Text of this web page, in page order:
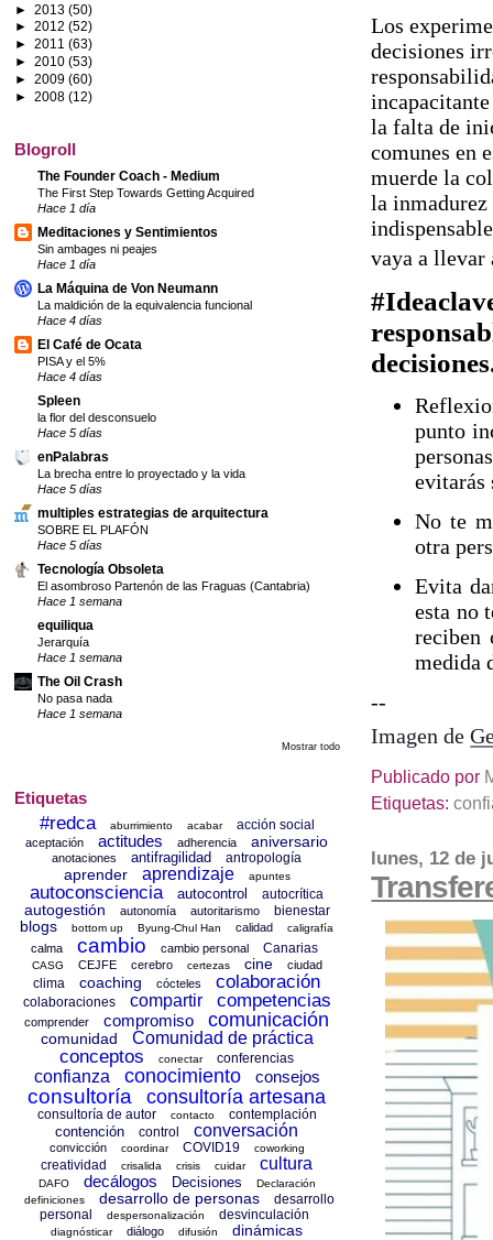
Los
decisiones
la falta de
comunes en
muerde la
la inmadurez
vaya a llevar
punto
evitarás
No te
otra
Evita
esta no
reciben
medida
--
Imagen de
Publicado por
Etiquetas:
lunes, 12 de
► 2013 (50)
► 2012 (52)
► 2011 (63)
► 2010 (53)
► 2009 (60)
► 2008 (12)
Blogroll
The Founder Coach - Medium
The First Step Towards Getting Acquired
Hace 1 día
Meditaciones y Sentimientos
Sin ambages ni peajes
Hace 1 día
La Máquina de Von Neumann
La maldición de la equivalencia funcional
Hace 4 días
El Café de Ocata
PISA y el 5%
Hace 4 días
Spleen
la flor del desconsuelo
Hace 5 días
enPalabras
La brecha entre lo proyectado y la vida
Hace 5 días
multiples estrategias de arquitectura
SOBRE EL PLAFÓN
Hace 5 días
Tecnología Obsoleta
El asombroso Partenón de las Fraguas (Cantabria)
Hace 1 semana
equiliqua
Jerarquía
Hace 1 semana
The Oil Crash
No pasa nada
Hace 1 semana
Mostrar todo
Etiquetas
#redca aburrimiento acabar acción social
aceptación actitudes adherencia aniversario
anotaciones antifragilidad antropología
aprender aprendizaje apuntes
autoconsciencia autocontrol autocrítica
autogestión autonomía autoritarismo bienestar
blogs bottom up Byung-Chul Han calidad caligrafía
calma cambio cambio personal Canarias
CASG CEJFE cerebro certezas cine ciudad
clima coaching cócteles colaboración
colaboraciones compartir competencias
comprender compromiso comunicación
comunidad Comunidad de práctica
conceptos conectar conferencias
confianza conocimiento consejos
consultoría consultoría artesana
consultoría de autor contacto contemplación
contención control conversación
convicción coordinar COVID19 coworking
creatividad crisalida crisis cuidar cultura
DAFO decálogos Decisiones
Declaración
definiciones
desarrollo de personas
desarrollo
personal
despersonalización desvinculación
diagnósticar diálogo difusión dinámicas